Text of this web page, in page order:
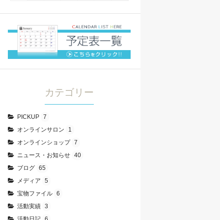
カテゴリー
PICKUP 7
オンラインサロン
1
オンラインショップ 7
ニュース・お知らせ 40
ブログ 65
メディア
5
宝物ファイル 6
活動実績 3